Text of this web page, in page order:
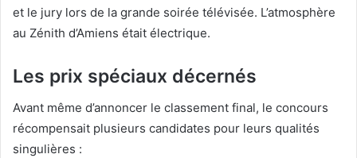
et le jury lors de la grande soirée télévisée. L’atmosphère
au Zénith d’Amiens était électrique.
Les prix spéciaux décernés
Avant même d’annoncer le classement final, le concours
récompensait plusieurs candidates pour leurs qualités
singulières :